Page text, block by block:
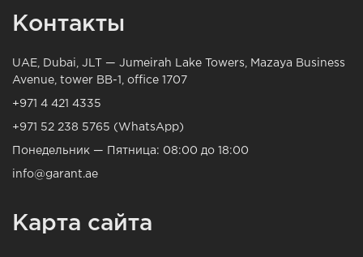
Контакты
UAE, Dubai, JLT — Jumeirah Lake Towers, Mazaya Business
Avenue, tower BB-1, office 1707
+971 4 421 4335
+971 52 238 5765 (WhatsApp)
Понедельник — Пятница: 08:00 до 18:00
info@garant.ae
Карта сайта